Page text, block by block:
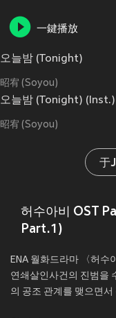
一鍵播放
오늘밤 (Tonight)
昭宥 (Soyou)
오늘밤 (Tonight) (Inst.)
昭宥 (Soyou)
于
허수아비 OST
Part.1)
ENA 월화드라마 〈허수
연쇄살인사건의 진범을
의 공조 관계를 맺으면